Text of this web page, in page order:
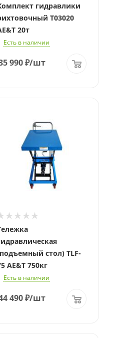
гидравлики
T03020
20т
Есть в наличии
990₽/шт
стол) TLF-
AE&T 750кг
Есть в наличии
490₽/шт